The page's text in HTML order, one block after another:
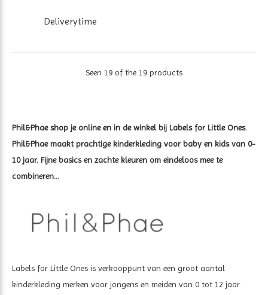
Deliverytime
Seen 19 of the 19 products
Phil&Phae shop je online en in de winkel bij Labels for Little Ones.
Phil&Phae maakt prachtige kinderkleding voor baby en kids van 0-
10 jaar. Fijne basics en zachte kleuren om eindeloos mee te
combineren...
Labels for Little Ones is verkooppunt van een groot aantal
kinderkleding merken voor jongens en meiden van 0 tot 12 jaar.